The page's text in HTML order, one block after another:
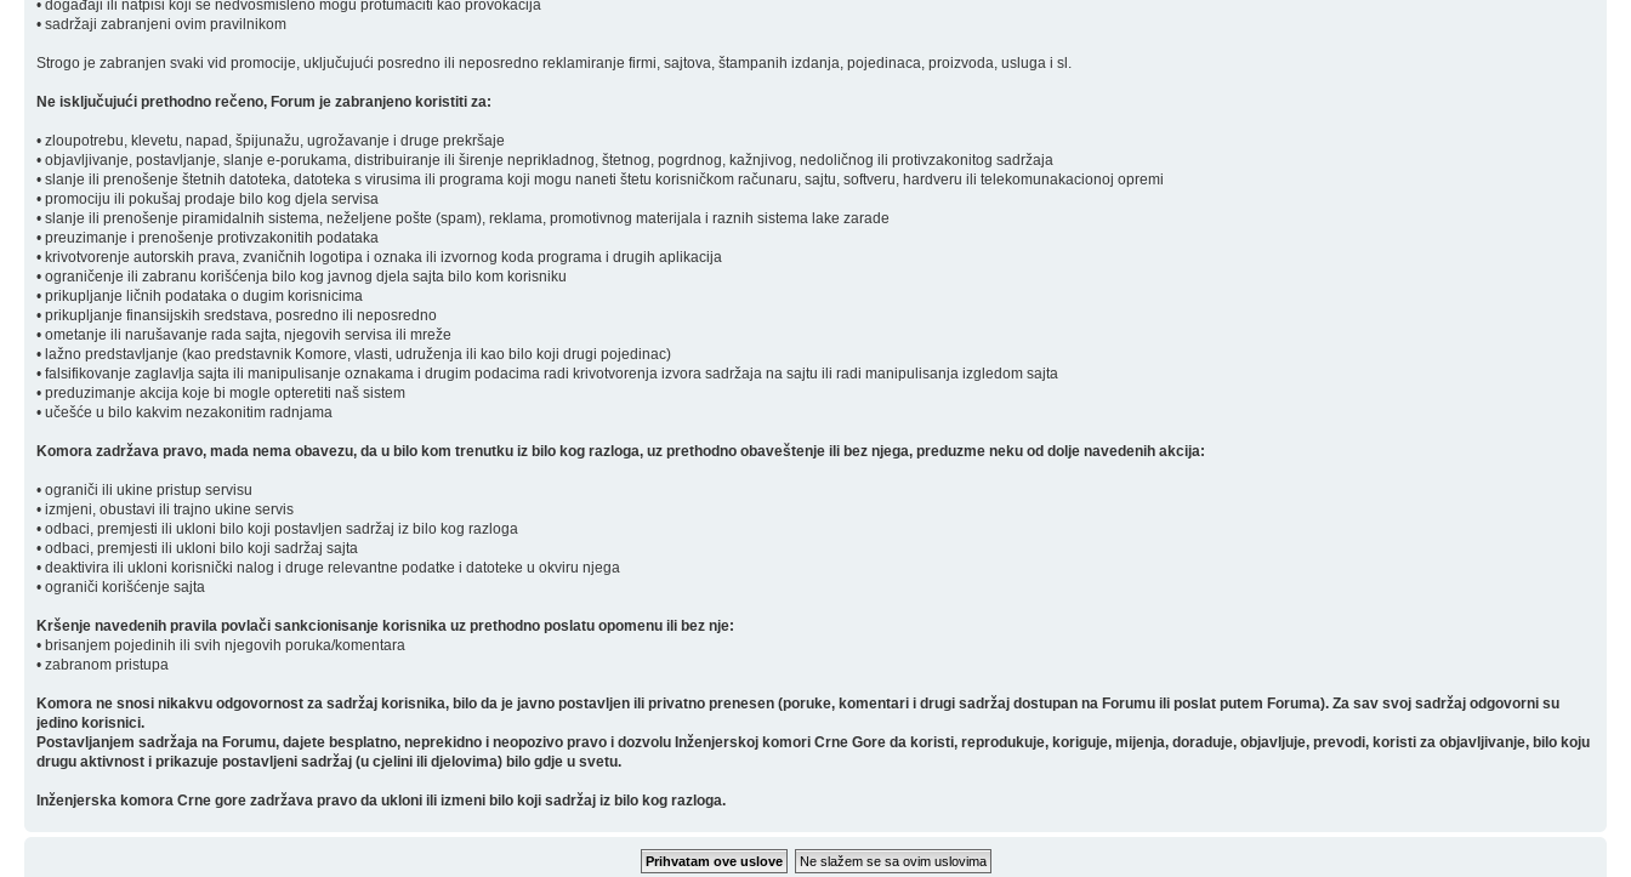
• događaji ili natpisi koji se nedvosmisleno mogu protumačiti kao provokacija
• sadržaji zabranjeni ovim pravilnikom
Strogo je zabranjen svaki vid promocije, uključujući posredno ili neposredno reklamiranje firmi, sajtova, štampanih izdanja, pojedinaca, proizvoda, usluga i sl.
Ne isključujući prethodno rečeno, Forum je zabranjeno koristiti za:
• zloupotrebu, klevetu, napad, špijunažu, ugrožavanje i druge prekršaje
• objavljivanje, postavljanje, slanje e-porukama, distribuiranje ili širenje neprikladnog, štetnog, pogrdnog, kažnjivog, nedoličnog ili protivzakonitog sadržaja
• slanje ili prenošenje štetnih datoteka, datoteka s virusima ili programa koji mogu naneti štetu korisničkom računaru, sajtu, softveru, hardveru ili telekomunakacionoj opremi
• promociju ili pokušaj prodaje bilo kog djela servisa
• slanje ili prenošenje piramidalnih sistema, neželjene pošte (spam), reklama, promotivnog materijala i raznih sistema lake zarade
• preuzimanje i prenošenje protivzakonitih podataka
• krivotvorenje autorskih prava, zvaničnih logotipa i oznaka ili izvornog koda programa i drugih aplikacija
• ograničenje ili zabranu korišćenja bilo kog javnog djela sajta bilo kom korisniku
• prikupljanje ličnih podataka o dugim korisnicima
• prikupljanje finansijskih sredstava, posredno ili neposredno
• ometanje ili narušavanje rada sajta, njegovih servisa ili mreže
• lažno predstavljanje (kao predstavnik Komore, vlasti, udruženja ili kao bilo koji drugi pojedinac)
• falsifikovanje zaglavlja sajta ili manipulisanje oznakama i drugim podacima radi krivotvorenja izvora sadržaja na sajtu ili radi manipulisanja izgledom sajta
• preduzimanje akcija koje bi mogle opteretiti naš sistem
• učešće u bilo kakvim nezakonitim radnjama
Komora zadržava pravo, mada nema obavezu, da u bilo kom trenutku iz bilo kog razloga, uz prethodno obaveštenje ili bez njega, preduzme neku od dolje navedenih akcija:
• ograniči ili ukine pristup servisu
• izmjeni, obustavi ili trajno ukine servis
• odbaci, premjesti ili ukloni bilo koji postavljen sadržaj iz bilo kog razloga
• odbaci, premjesti ili ukloni bilo koji sadržaj sajta
• deaktivira ili ukloni korisnički nalog i druge relevantne podatke i datoteke u okviru njega
• ograniči korišćenje sajta
Kršenje navedenih pravila povlači sankcionisanje korisnika uz prethodno poslatu opomenu ili bez nje:
• brisanjem pojedinih ili svih njegovih poruka/komentara
• zabranom pristupa
Komora ne snosi nikakvu odgovornost za sadržaj korisnika, bilo da je javno postavljen ili privatno prenesen (poruke, komentari i drugi sadržaj dostupan na Forumu ili poslat putem Foruma). Za sav svoj sadržaj odgovorni su
jedino korisnici.
Postavljanjem sadržaja na Forumu, dajete besplatno, neprekidno i neopozivo pravo i dozvolu Inženjerskoj komori Crne Gore da koristi, reprodukuje, koriguje, mijenja, doraduje, objavljuje, prevodi, koristi za objavljivanje, bilo koju
drugu aktivnost i prikazuje postavljeni sadržaj (u cjelini ili djelovima) bilo gdje u svetu.
Inženjerska komora Crne gore zadržava pravo da ukloni ili izmeni bilo koji sadržaj iz bilo kog razloga.